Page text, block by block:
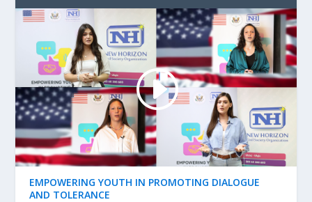
EMPOWERING YOUTH IN PROMOTING DIALOGUE
AND TOLERANCE